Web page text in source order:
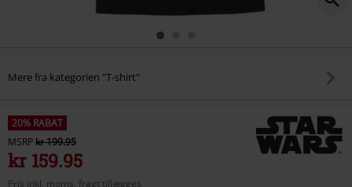
Mere fra kategorien "T-shirt"
20% RABAT
MSRPkr 199.95
kr 159.95
Pris inkl. moms, fragt tillægges